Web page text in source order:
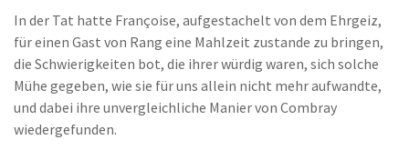
In der Tat hatte Françoise, aufgestachelt von dem Ehrgeiz,
für einen Gast von Rang eine Mahlzeit zustande zu bringen,
die Schwierigkeiten bot, die ihrer würdig waren, sich solche
Mühe gegeben, wie sie für uns allein nicht mehr aufwandte,
und dabei ihre unvergleichliche Manier von Combray
wiedergefunden.